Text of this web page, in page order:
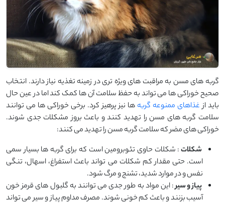
گربه ‌های مسن به مراقبت‌ های ویژه‌ تری در زمینه تغذیه نیاز دارند. انتخاب
صحیح خوراکی ‌ها می ‌تواند به حفظ سلامت آن ‌ها کمک کند اما در عین حال
باید ازغذاهای ممنوعه گربه‌ها نیز پرهیز کرد. برخی خوراکی ‌ها می‌ توانند
سلامت گربه ‌های مسن را تهدید کنند و باعث بروز مشکلات جدی شوند.
خوراکی ‌های مضر که سلامت گربه مسن را تهدید می‌ کنند:
شکلات: شکلات حاوی تئوبرومین است که برای گربه‌ ها بسیار سمی
است. حتی مقدار کم شکلات می ‌تواند باعث استفراغ، اسهال، تنگی
نفس و در موارد شدید، تشنج و مرگ شود.
پیاز و سیر: این مواد به طور جدی می ‌توانند به گلبول ‌های قرمز خون
آسیب بزنند و باعث کم ‌خونی شوند. مصرف مداوم پیاز و سیر می‌ تواند